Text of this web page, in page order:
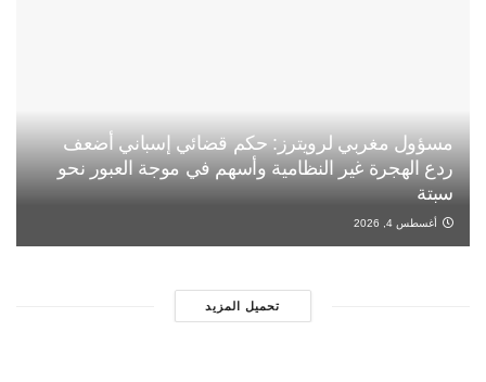
مسؤول مغربي لرويترز: حكم قضائي إسباني أضعف
ردع الهجرة غير النظامية وأسهم في موجة العبور نحو
سبتة
أغسطس 4, 2026
تحميل المزيد